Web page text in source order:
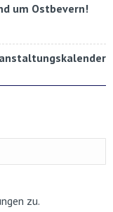
um Ostbevern!
zu.